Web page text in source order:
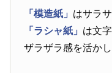
「模造紙」 はサラ
「ラシャ紙」 は文
ザラザラ感を活か